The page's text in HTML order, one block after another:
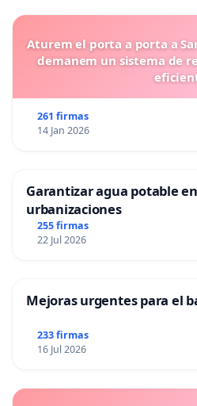
Aturem el porta a porta a
demanem un sistema de
261 firmas
14 Jan 2026
Garantizar agua potable
urbanizaciones
255 firmas
22 Jul 2026
Mejoras urgentes para el
233 firmas
16 Jul 2026